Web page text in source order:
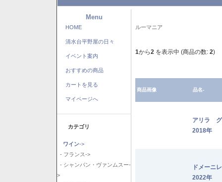
Menu
HOME
清水台平野屋の日々
イベント案内
おすすめの商品
カートを見る
マイページへ
カテゴリ
ワイン->
- フランス->
- シャンパン・ヴァンムスー-
>
ルーマニア
1から2 を表示中 (商品の数: 2)
商品画像 品名-
アリラ
2018年
ドメー
2022年